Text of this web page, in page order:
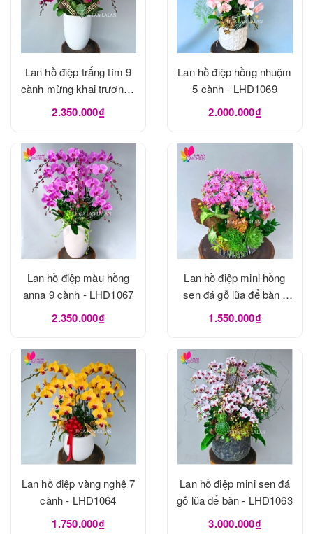
Lan hồ điệp trắng tím 9
cành mừng khai trương -
LHD1070
2.350.000₫
Lan hồ điệp hồng nhuộm
5 cành - LHD1069
2.000.000₫
Lan hồ điệp màu hồng
anna 9 cành - LHD1067
2.350.000₫
Lan hồ điệp mini hồng
sen đá gỗ lũa để bàn -
LHD1065
1.550.000₫
Lan hồ điệp vàng nghệ 7
cành - LHD1064
1.750.000₫
Lan hồ điệp mini sen đá
gỗ lũa để bàn - LHD1063
3.000.000₫